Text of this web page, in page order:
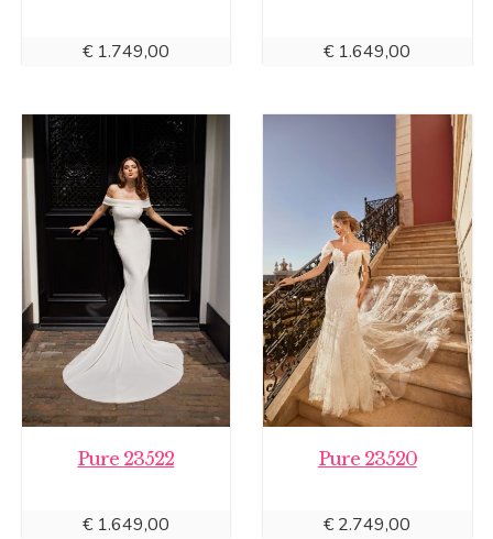
€1.749,00 €1.649,00
Pure 23522
€1.649,00
Pure 23520
€2.749,00